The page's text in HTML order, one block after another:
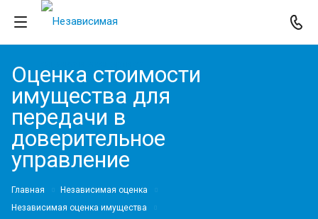
Оценка стоимости
имущества для
передачи в
доверительное
управление
Главная
Независимая оценка
Независимая оценка имущества